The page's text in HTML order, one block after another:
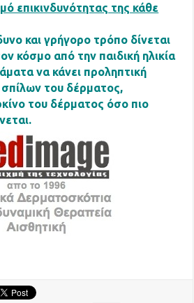
επικινδυνότητας της κάθε
και γρήγορο τρόπο δίνεται
κόσμο από την παιδική ηλικία
να κάνει προληπτική
του δέρματος,
του δέρματος όσο πιο